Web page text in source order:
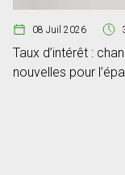
08 Juil 2026
Taux d’intérêt :
nouvelles pour